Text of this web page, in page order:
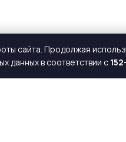
сайта. Продолжая
данных в соответствии с